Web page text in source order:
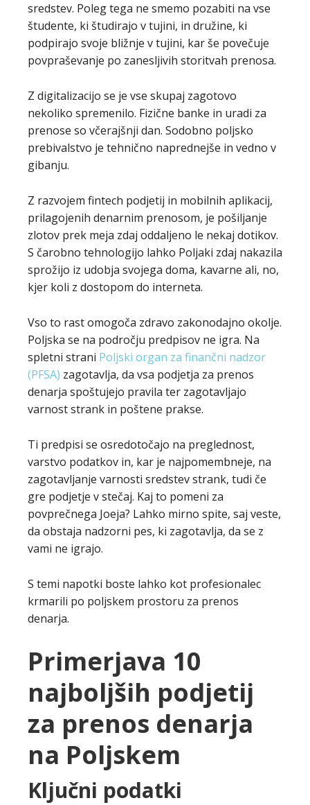
sredstev. Poleg tega ne smemo pozabiti na vse
študente, ki študirajo v tujini, in družine, ki
podpirajo svoje bližnje v tujini, kar še povečuje
povpraševanje po zanesljivih storitvah prenosa.
Z digitalizacijo se je vse skupaj zagotovo
nekoliko spremenilo. Fizične banke in uradi za
prenose so včerajšnji dan. Sodobno poljsko
prebivalstvo je tehnično naprednejše in vedno v
gibanju.
Z razvojem fintech podjetij in mobilnih aplikacij,
prilagojenih denarnim prenosom, je pošiljanje
zlotov prek meja zdaj oddaljeno le nekaj dotikov.
S čarobno tehnologijo lahko Poljaki zdaj nakazila
sprožijo iz udobja svojega doma, kavarne ali, no,
kjer koli z dostopom do interneta.
Vso to rast omogoča zdravo zakonodajno okolje.
Poljska se na področju predpisov ne igra. Na
spletni strani Poljski organ za finančni nadzor
(PFSA) zagotavlja, da vsa podjetja za prenos
denarja spoštujejo pravila ter zagotavljajo
varnost strank in poštene prakse.
Ti predpisi se osredotočajo na preglednost,
varstvo podatkov in, kar je najpomembneje, na
zagotavljanje varnosti sredstev strank, tudi če
gre podjetje v stečaj. Kaj to pomeni za
povprečnega Joeja? Lahko mirno spite, saj veste,
da obstaja nadzorni pes, ki zagotavlja, da se z
vami ne igrajo.
S temi napotki boste lahko kot profesionalec
krmarili po poljskem prostoru za prenos
denarja.
Primerjava 10
najboljših podjetij
za prenos denarja
na Poljskem
Ključni podatki